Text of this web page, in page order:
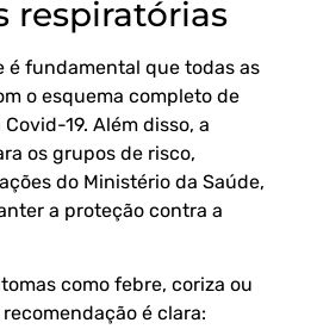
respiratórias
é fundamental que todas as
o esquema completo de
19. Além disso, a
os grupos de risco,
do Ministério da Saúde,
a proteção contra a
como febre, coriza ou
é clara: